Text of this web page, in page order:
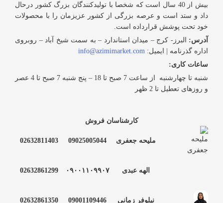
بیش از 40 سال است که شخصا با تولیدکنندگان بزرگ کشور درحال
داد و ستد است و عرصه بزرگی از کشور عزیزمان را با محصولات
خود تحت پوشش قرارداده است.
آدرس: البرز- کرج – میدان استاندارد – به سمت شیخ آباد – روبروی
اداره گذرنامه | ایمیل: info@azimimarket.com
ساعات کاری:
شنبه تا چهارشنبه از ساعت 7 صبح تا 18 – پنج شنبه 7 صبح تا 4 عصر
و روزهای تعطیل تا 2 ظهر
کارشناسان فروش
ملیحه جعفری 09025005044
02632811403
الهه عبدی ۰۹۰۰۱۱۰۹۹۰۷ 02632861299
نیلوفر زمانی 09001109446
02632861350